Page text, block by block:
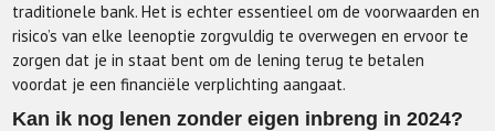
traditionele bank. Het is echter essentieel om de voorwaarden en
risico’s van elke leenoptie zorgvuldig te overwegen en ervoor te
zorgen dat je in staat bent om de lening terug te betalen
voordat je een financiële verplichting aangaat.
Kan ik nog lenen zonder eigen inbreng in 2024?